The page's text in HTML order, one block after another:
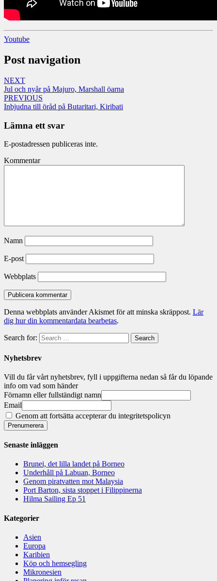
Youtube
Post navigation
NEXT
Jul och nyår på Majuro, Marshall öarna
PREVIOUS
Inbjudna till öråd på Butaritari, Kiribati
Lämna ett svar
E-postadressen publiceras inte.
Kommentar
Namn
E-post
Webbplats
Denna webbplats använder Akismet för att minska skräppost. Lär
dig hur din kommentardata bearbetas.
Search for: Search
Nyhetsbrev
Vill du får vårt nyhetsbrev, fyll i uppgifterna nedan så får du löpande
info om vad som händer
Förnamn eller fullständigt namn
Email
Genom att fortsätta accepterar du integritetspolicyn
Senaste inläggen
Brunei, det lilla landet på Borneo
Underhåll på Labuan, Borneo
Genom piratvatten mot Malaysia
Port Barton, sista stoppet i Filippinerna
Hilma Sailing Ep 51
Kategorier
Asien
Europa
Karibien
Köp och hemsegling
Mikronesien